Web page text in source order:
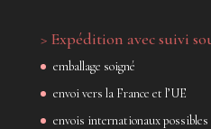
> Expédition avec suivi
emballage soigné
envoi vers la France et l’UE
envois internationaux